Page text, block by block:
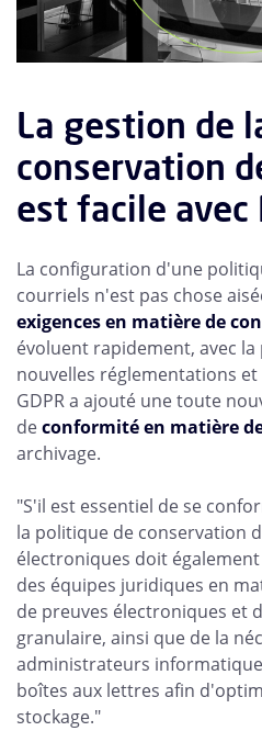
La gestion de
conservation
est facile avec
La configuration d'une
courriels n'est pas chose
exigences en matière de
évoluent rapidement, avec
nouvelles réglementations
GDPR a ajouté une toute
deconformité en matière
archivage.
"S'il est essentiel de se
la politique de conservation
électroniques doit
des équipes juridiques en
de preuves électroniques et
granulaire, ainsi que de la
administrateurs
boîtes aux lettres afin
stockage."